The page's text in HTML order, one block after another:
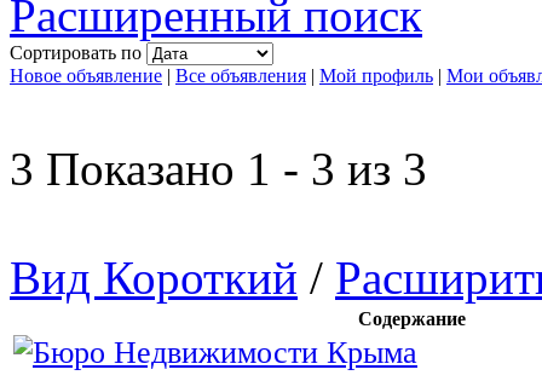
Расширенный поиск
Сортировать по
Новое объявление | Все объявления | Мой профиль | Мои
3 Показано 1 - 3 из 3
Вид Короткий /
Содержание